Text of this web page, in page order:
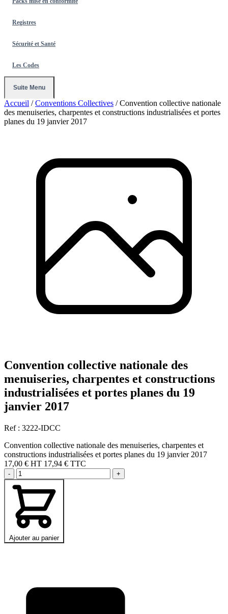
Registres
Sécurité et Santé
Les Codes
Suite Menu
Accueil / Conventions Collectives / Convention collective nationale
des menuiseries, charpentes et constructions industrialisées et portes
planes du 19 janvier 2017
Convention collective nationale des
menuiseries, charpentes et constructions
industrialisées et portes planes du 19
janvier 2017
Ref : 3222-IDCC
Convention collective nationale des menuiseries, charpentes et
constructions industrialisées et portes planes du 19 janvier 2017
17,00 € HT 17,94 € TTC
- +
Ajouter au panier